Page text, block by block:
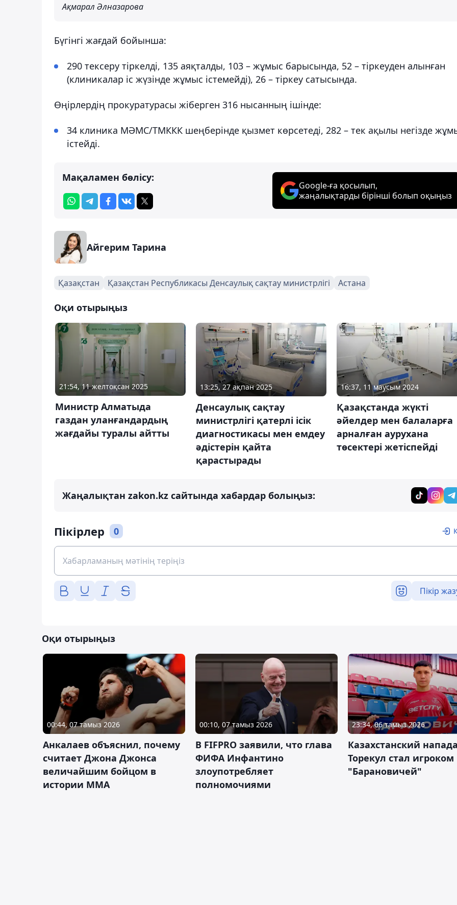
Ақмарал Әлназарова
Бүгінгі жағдай бойынша:
290 тексеру тіркелді, 135 аяқталды, 103 – жұмыс барысында, 52 – тіркеуден алынған
(клиникалар іс жүзінде жұмыс істемейді), 26 – тіркеу сатысында.
Өңірлердің прокуратурасы жіберген 316 нысанның ішінде:
34 клиника МӘМС/ТМККК шеңберінде қызмет көрсетеді, 282 – тек ақылы негізде
істейді.
Мақаламен бөлісу:
Google-ға қосылып,
жаңалықтарды бірінші болып оқыңыз
Айгерим Тарина
Қазақстан Қазақстан Республикасы Денсаулық сақтау министрлігі Астана
Оқи отырыңыз
21:54, 11 желтоқсан 2025
Министр Алматыда
газдан уланғандардың
жағдайы туралы айтты
13:25, 27 ақпан 2025
Денсаулық сақтау
министрлігі қатерлі ісік
диагностикасы мен емдеу
әдістерін қайта
қарастырады
16:37, 11 маусым 2024
Қазақстанда жүкті
әйелдер мен балаларға
арналған аурухана
төсектері жетіспейді
Жаңалықтан zakon.kz сайтында хабардар болыңыз:
Пікірлер 0
Пікір
Оқи отырыңыз
00:44, 07 тамыз 2026
Анкалаев объяснил, почему
считает Джона Джонса
величайшим бойцом в
истории ММА
00:10, 07 тамыз 2026
В FIFPRO заявили, что глава
ФИФА Инфантино
злоупотребляет
полномочиями
23:34, 06 тамыз 2026
Казахстанский
Торекул стал игроком
"Барановичей"